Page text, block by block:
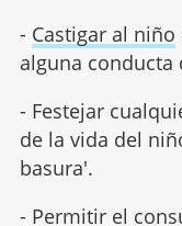
- Castigar al niño
alguna conducta
- Festejar
de la vida del
basura'.
- Permitir el